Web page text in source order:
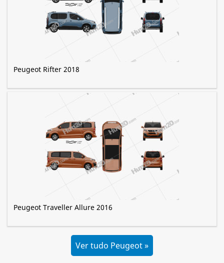
Peugeot Rifter 2018
Peugeot Traveller Allure 2016
Ver tudo Peugeot »